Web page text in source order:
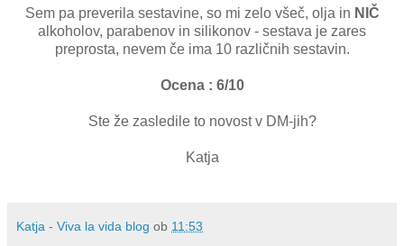
Sem pa preverila sestavine, so mi zelo všeč, olja in NIČ
alkoholov, parabenov in silikonov - sestava je zares
preprosta, nevem če ima 10 različnih sestavin.
Ocena : 6/10
Ste že zasledile to novost v DM-jih?
Katja
Katja - Viva la vida blog ob 11:53